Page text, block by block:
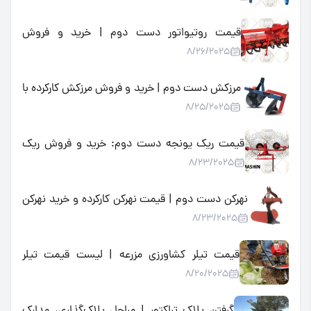
قیمت روتیواتور دست دوم | خرید و فروش
روتیواتور کارکرده ارزان در بازار
8/26/2025
مرزکش دست دوم | خرید و فروش مرزکش کارکرده با
بهترین قیمت در بازار
8/25/2025
قیمت ریک یونجه دست دوم: خرید و فروش ریک
یونجه کارکرده با کیفیت و ارزان
8/23/2025
نهرکن دست دوم | قیمت نهرکن کارکرده و خرید نهرکن
تراکتوری دست دوم با بهترین شرایط
8/23/2025
قیمت تیلر کشاورزی مزرعه | لیست قیمت تیلر
کشاورزی و خرید مناسب
8/20/2025